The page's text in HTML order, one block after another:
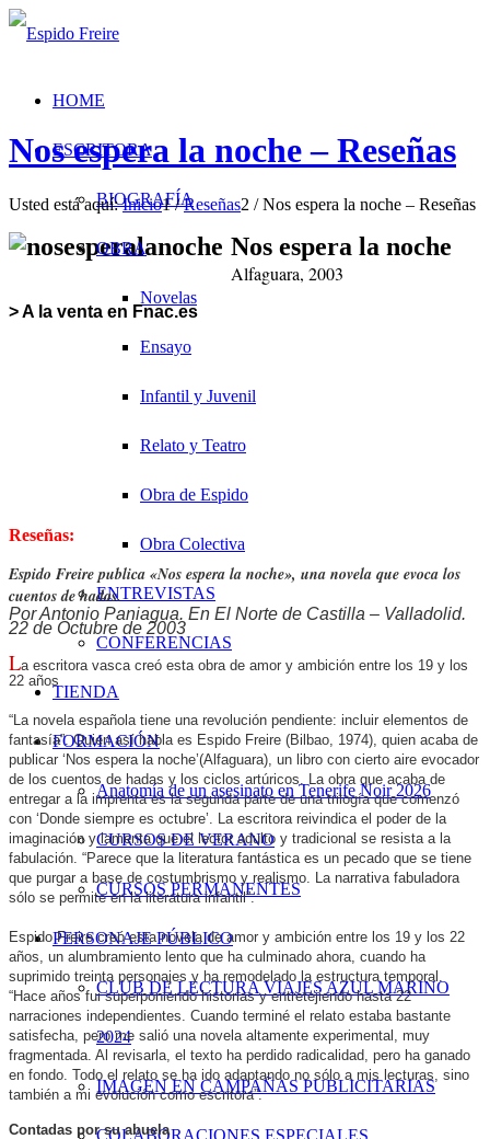
HOME
ESCRITORA
BIOGRAFÍA
OBRA
Novelas
Ensayo
Infantil y Juvenil
Relato y Teatro
Obra de Espido
Obra Colectiva
ENTREVISTAS
CONFERENCIAS
TIENDA
FORMACIÓN
Anatomía de un asesinato en Tenerife Noir 2026
CURSOS DE VERANO
CURSOS PERMANENTES
PERSONAJE PÚBLICO
CLUB DE LECTURA VIAJES AZUL MARINO
2024
IMAGEN EN CAMPAÑAS PUBLICITARIAS
COLABORACIONES ESPECIALES
Nos espera la noche – Reseñas
Usted está aquí: Inicio1 / Reseñas2 / Nos espera la noche – Reseñas
Nos espera la noche
Alfaguara, 2003
> A la venta en Fnac.es
Reseñas:
Espido Freire publica «Nos espera la noche», una novela que evoca los
cuentos de hadas.
Por Antonio Paniagua. En El Norte de Castilla – Valladolid.
22 de Octubre de 2003
La escritora vasca creó esta obra de amor y ambición entre los 19 y los
22 años
“La novela española tiene una revolución pendiente: incluir elementos de
fantasía”. Quien así habla es Espido Freire (Bilbao, 1974), quien acaba de
publicar ‘Nos espera la noche’(Alfaguara), un libro con cierto aire evocador
de los cuentos de hadas y los ciclos artúricos. La obra que acaba de
entregar a la imprenta es la segunda parte de una trilogía que comenzó
con ‘Donde siempre es octubre’. La escritora reivindica el poder de la
imaginación y lamenta que el lector adulto y tradicional se resista a la
fabulación. “Parece que la literatura fantástica es un pecado que se tiene
que purgar a base de costumbrismo y realismo. La narrativa fabuladora
sólo se permite en la literatura infantil”.
Espido Freire creó esta novela de amor y ambición entre los 19 y los 22
años, un alumbramiento lento que ha culminado ahora, cuando ha
suprimido treinta personajes y ha remodelado la estructura temporal.
“Hace años fui superponiendo historias y entretejiendo hasta 22
narraciones independientes. Cuando terminé el relato estaba bastante
satisfecha, pero me salió una novela altamente experimental, muy
fragmentada. Al revisarla, el texto ha perdido radicalidad, pero ha ganado
en fondo. Todo el relato se ha ido adaptando no sólo a mis lecturas, sino
también a mi evolución como escritora”.
Contadas por su abuela